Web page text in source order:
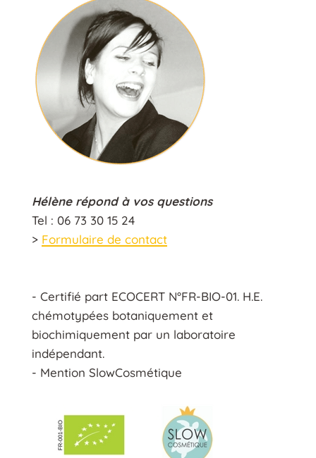
Hélène répond à vos questions
Tel : 06 73 30 15 24
> Formulaire de contact
- Certifié part ECOCERT N°FR-BIO-01. H.E.
chémotypées botaniquement et
biochimiquement par un laboratoire
indépendant.
- Mention SlowCosmétique